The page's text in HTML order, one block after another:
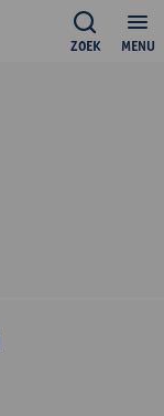
MENU
ZOEK